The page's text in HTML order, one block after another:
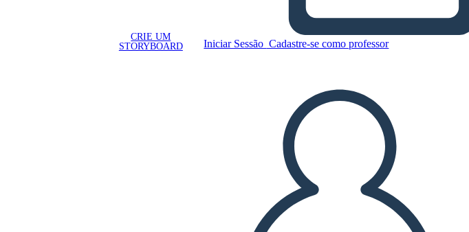
CRIE UM
STORYBOARD
Iniciar Sessão Cadastre-se como professor